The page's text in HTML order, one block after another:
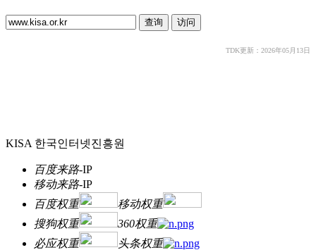
TDK更新：2026年05月13日
KISA 한국인터넷진흥원
百度来路-IP
移动来路-IP
百度权重
移动权重
搜狗权重
360权重
必应权重
头条权重